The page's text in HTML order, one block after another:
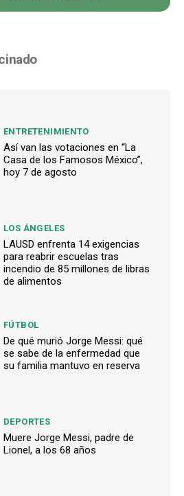
ENTRETENIMIENTO
Así van las votaciones en “La
Casa de los Famosos México”,
hoy 7 de agosto
LOS ÁNGELES
LAUSD enfrenta 14 exigencias
para reabrir escuelas tras
incendio de 85 millones de libras
de alimentos
FÚTBOL
De qué murió Jorge Messi: qué
se sabe de la enfermedad que
su familia mantuvo en reserva
DEPORTES
Muere Jorge Messi, padre de
Lionel, a los 68 años